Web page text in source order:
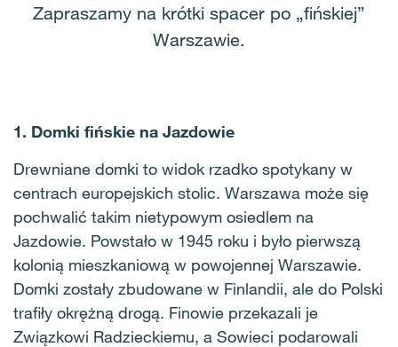
Zapraszamy na krótki spacer po „fińskiej”
Warszawie.
1. Domki fińskie na Jazdowie
Drewniane domki to widok rzadko spotykany w
centrach europejskich stolic. Warszawa może się
pochwalić takim nietypowym osiedlem na
Jazdowie. Powstało w 1945 roku i było pierwszą
kolonią mieszkaniową w powojennej Warszawie.
Domki zostały zbudowane w Finlandii, ale do Polski
trafiły okrężną drogą. Finowie przekazali je
Związkowi Radzieckiemu, a Sowieci podarowali